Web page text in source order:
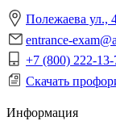
Полежаева ул.,
entrance-
+7 (800) 222-13-
Скачать
Информация